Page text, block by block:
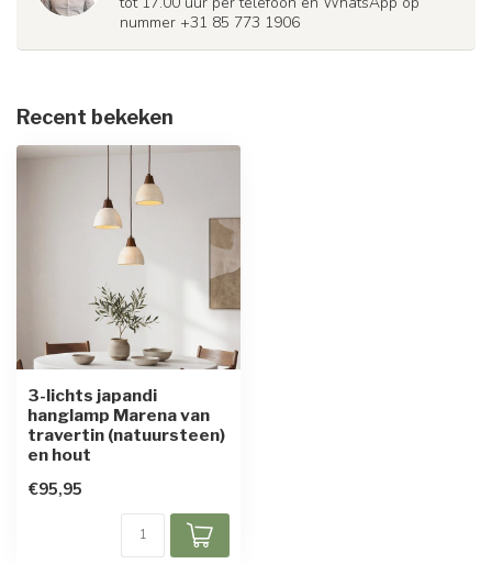
nummer +31 85 773 1906
Recent bekeken
3-lichts japandi
hanglamp Marena van
travertin (natuursteen)
en hout
€95,95